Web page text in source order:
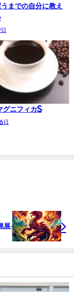
までの自分に教え
グニフィカS
日
展-